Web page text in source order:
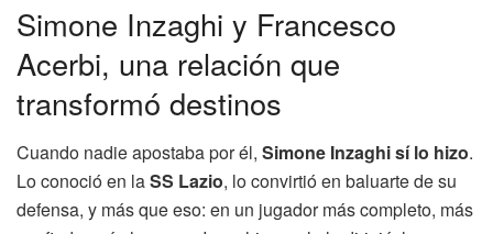
Simone Inzaghi y Francesco
Acerbi, una relación que
transformó destinos
Cuando nadie apostaba por él, Simone Inzaghi sí lo hizo.
Lo conoció en laSS Lazio, lo convirtió en baluarte de su
defensa, y más que eso: en un jugador más completo, más